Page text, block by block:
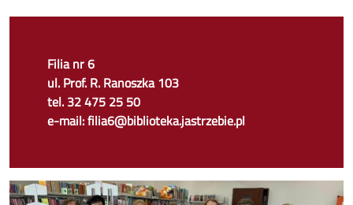
Filia nr 6
ul. Prof. R. Ranoszka 103
tel. 32 475 25 50
e-mail: filia6@biblioteka.jastrzebie.pl